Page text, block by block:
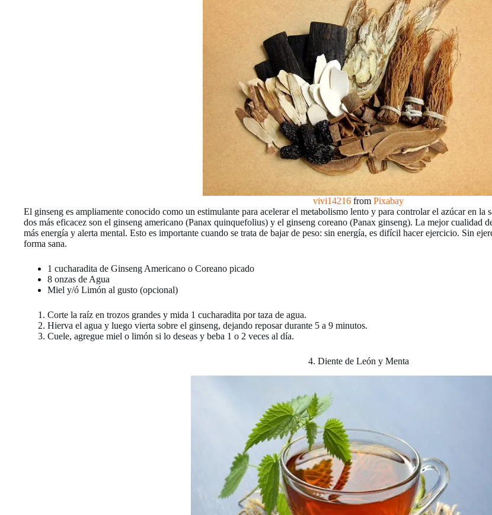
vivi14216 fromPixabay
El ginseng es ampliamente conocido como un estimulante para acelerar el metabolismo lento y para controlar el azúcar en la
dos más eficacez son el ginseng americano (Panax quinquefolius) y el ginseng coreano (Panax ginseng). La mejor cualidad
más energía y alerta mental. Esto es importante cuando se trata de bajar de peso: sin energía, es difícil hacer ejercicio. Sin
forma sana.
1 cucharadita de Ginseng Americano o Coreano picado
8 onzas de Agua
Miel y/ó Limón al gusto (opcional)
Corte la raíz en trozos grandes y mida 1 cucharadita por taza de agua.
Hierva el agua y luego vierta sobre el ginseng, dejando reposar durante 5 a 9 minutos.
Cuele, agregue miel o limón si lo deseas y beba 1 o 2 veces al día.
4. Diente de León y Menta